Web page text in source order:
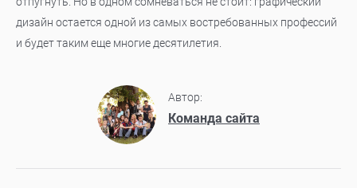
дизайн остается одной из самых востребованных профессий
и будет таким еще многие десятилетия.
Автор:
Команда сайта